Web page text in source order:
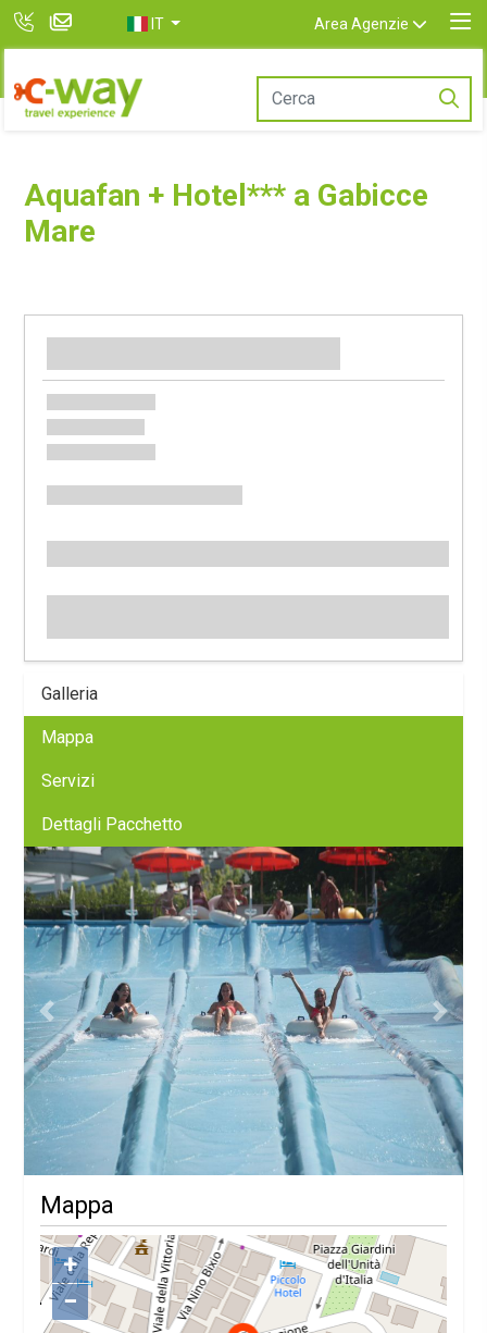
IT Area Agenzie
Aquafan + Hotel*** a Gabicce
Mare
Galleria
Mappa
Servizi
Dettagli Pacchetto
Previous Next
Mappa
+
−